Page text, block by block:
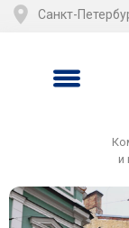
Санкт-
и